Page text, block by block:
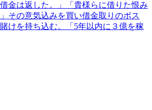
金は返した。」「貴様らに借りた恨み
その意気込みを買い借金取りのボス
けを持ち込む。「5年以内に３億を稼